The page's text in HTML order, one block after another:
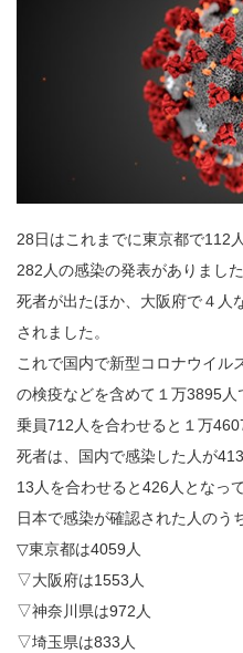
28日はこれまでに東京都で112
282人の感染の発表がありまし
死者が出たほか、大阪府で４人
されました。
これで国内で新型コロナウイル
の検疫などを含めて１万3895人
乗員712人を合わせると１万
死者は、国内で感染した人が
13人を合わせると426人となっ
日本で感染が確認された人のう
▽東京都は4059人
▽大阪府は1553人
▽神奈川県は972人
▽埼玉県は833人